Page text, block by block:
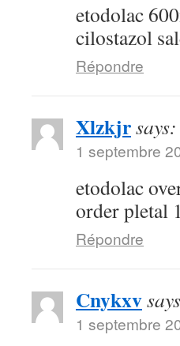
etodolac
cilostazol
Répondre
Xlzkjrsays:
1 septembre
etodolac
order pletal
Répondre
Cnykxv
1 septembre